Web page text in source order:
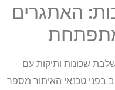
האתגרים
מתפתחת
שכונות ותיקות עם
בפני טכנאי האיתור מספר